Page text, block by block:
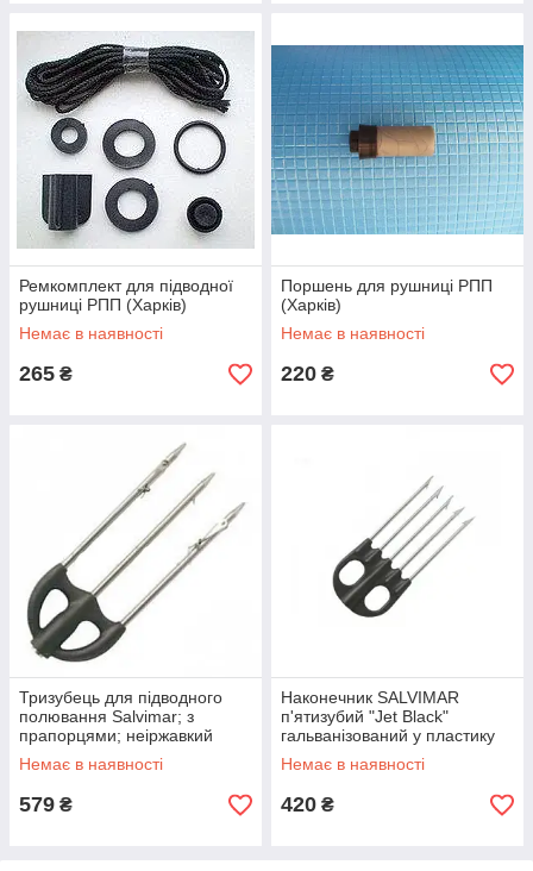
Ремкомплект для підводної
рушниці РПП (Харків)
Немає в наявності
265 ₴
Поршень для рушниці РПП
(Харків)
Немає в наявності
220 ₴
Тризубець для підводного
полювання Salvimar; з
прапорцями; неіржавкий
Немає в наявності
579 ₴
Наконечник SALVIMAR
п'ятизубий "Jet Black"
гальванізований у пластику
Немає в наявності
420 ₴